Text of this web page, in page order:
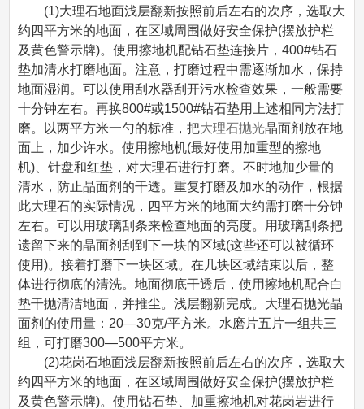
(1)大理石地面浅层翻新按照前后左右的次序，选取大
约四平方米的地面，在区域周围做好安全保护(摆放护栏
及黄色警示牌)。使用擦地机配钻石垫连接片，400#钻石
垫加清水打磨地面。注意，打磨过程中需逐渐加水，保持
地面湿润。可以使用刮水器刮开污水检查效果，一般需要
十分钟左右。再换800#或1500#钻石垫用上述相同方法打
磨。以两平方米一勺的标准，把大理石抛光晶面剂放在地
面上，加少许水。使用擦地机(最好使用加重型的擦地
机)、针盘和红垫，对大理石进行打磨。不时地加少量的
清水，防止晶面剂的干透。重复打磨及加水的动作，根据
此大理石的实际情况，四平方米的地面大约需打磨十分钟
左右。可以用玻璃刮条来检查地面的亮度。用玻璃刮条把
遗留下来的晶面剂刮到下一块的区域(这些还可以被循环
使用)。接着打磨下一块区域。在几块区域结束以后，整
体进行彻底的清洗。地面彻底干透后，使用擦地机配合白
垫干抛清洁地面，并推尘。浅层翻新完成。大理石抛光晶
面剂的使用量：20—30克/平方米。水磨片五片一组共三
组，可打磨300—500平方米。
(2)花岗石地面浅层翻新按照前后左右的次序，选取大
约四平方米的地面，在区域周围做好安全保护(摆放护栏
及黄色警示牌)。使用钻石垫、加重擦地机对花岗岩进行